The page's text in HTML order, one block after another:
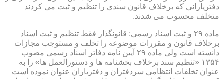
دفتریارانی که برخلاف قانون سندی را تنظیم و ثبت می کردند
متخلف محسوب می شدند.
ماده ۲۹ و ثبت اسناد رسمی: قانونگذار فقط تنظیم و ثبت اسناد
برخلاف قانون و مقررات موضوعه را تخلف و مستوجب مجازات
دانسته است ولی ماده ۲۹ آیین نامه دفاتر اسناد رسمی مصوب
۱۳۵۴ «تنظیم سند برخلاف بخشنامه ها و دستورالعمل ها» را به
عنوان تخلفات انتظامی سردفتران و دفتریاران عنوان نموده است